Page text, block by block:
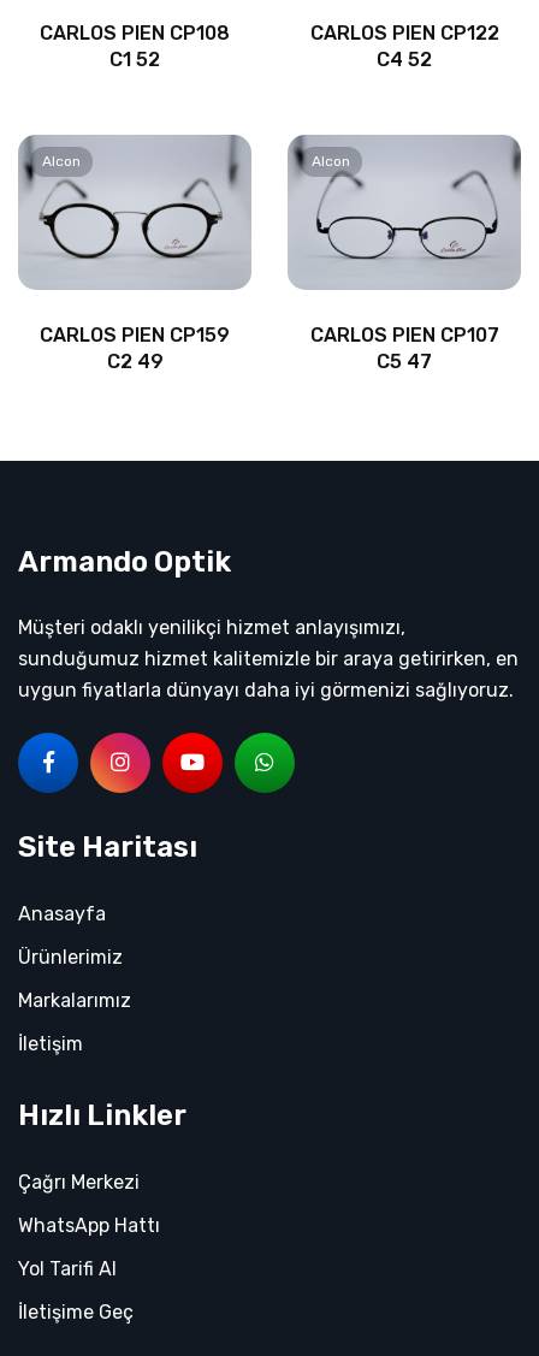
CARLOS PIEN CP108
C1 52
CARLOS PIEN CP122
C4 52
Alcon
CARLOS PIEN CP159
C2 49
Alcon
CARLOS PIEN CP107
C5 47
Armando Optik
Müşteri odaklı yenilikçi hizmet anlayışımızı,
sunduğumuz hizmet kalitemizle bir araya getirirken, en
uygun fiyatlarla dünyayı daha iyi görmenizi sağlıyoruz.
Site Haritası
Anasayfa
Ürünlerimiz
Markalarımız
İletişim
Hızlı Linkler
Çağrı Merkezi
WhatsApp Hattı
Yol Tarifi Al
İletişime Geç